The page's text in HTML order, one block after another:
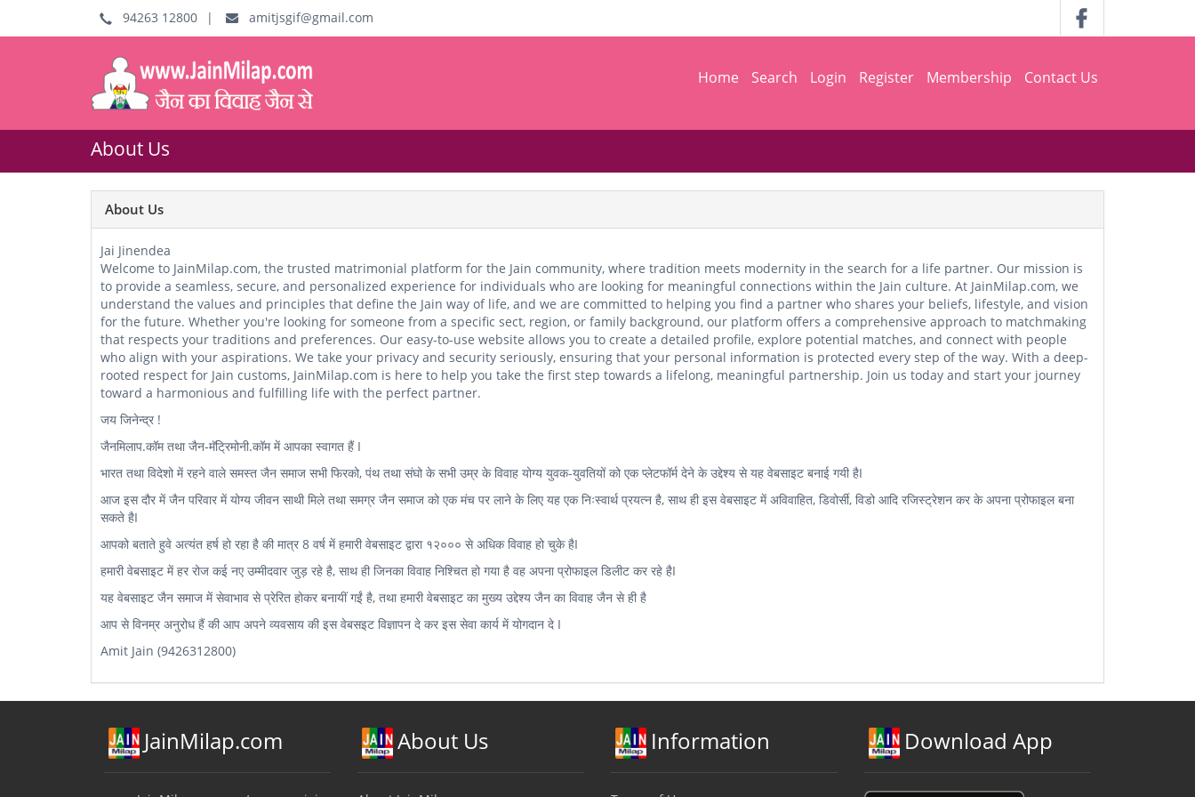
94263 12800 | amitjsgif@gmail.com
Home Search Login Register Membership Contact Us
About Us
About Us
Jai Jinendea
Welcome to JainMilap.com, the trusted matrimonial platform for the Jain community, where tradition meets modernity in the search for a life partner. Our mission is
to provide a seamless, secure, and personalized experience for individuals who are looking for meaningful connections within the Jain culture. At JainMilap.com, we
understand the values and principles that define the Jain way of life, and we are committed to helping you find a partner who shares your beliefs, lifestyle, and vision
for the future. Whether you're looking for someone from a specific sect, region, or family background, our platform offers a comprehensive approach to matchmaking
that respects your traditions and preferences. Our easy-to-use website allows you to create a detailed profile, explore potential matches, and connect with people
who align with your aspirations. We take your privacy and security seriously, ensuring that your personal information is protected every step of the way. With a deep-
rooted respect for Jain customs, JainMilap.com is here to help you take the first step towards a lifelong, meaningful partnership. Join us today and start your journey
toward a harmonious and fulfilling life with the perfect partner.
जय जिनेन्द्र !
जैनमिलाप.कॉम तथा जैन-मॅट्रिमोनी.कॉम में आपका स्वागत हैं I
भारत तथा विदेशो में रहने वाले समस्त जैन समाज सभी फिरको, पंथ तथा संघो के सभी उम्र के विवाह योग्य युवक-युवतियों को एक प्लेटफॉर्म देने के उद्देश्य से यह वेबसाइट बनाई गयी हैI
आज इस दौर में जैन परिवार में योग्य जीवन साथी मिले तथा समग्र जैन समाज को एक मंच पर लाने के लिए यह एक निःस्वार्थ प्रयत्न है, साथ ही इस वेबसाइट में अविवाहित, डिवोर्सी, विडो आदि रजिस्ट्रेशन कर के अपना प्रोफाइल बना
सकते हैI
आपको बताते हुवे अत्यंत हर्ष हो रहा है की मात्र 8 वर्ष में हमारी वेबसाइट द्वारा १२००० से अधिक विवाह हो चुके हैI
हमारी वेबसाइट में हर रोज कई नए उम्मीदवार जुड़ रहे है, साथ ही जिनका विवाह निश्चित हो गया है वह अपना प्रोफाइल डिलीट कर रहे हैI
यह वेबसाइट जैन समाज में सेवाभाव से प्रेरित होकर बनायीं गईं है, तथा हमारी वेबसाइट का मुख्य उद्देश्य जैन का विवाह जैन से ही है
आप से विनम्र अनुरोध हैं की आप अपने व्यवसाय की इस वेबसइट विज्ञापन दे कर इस सेवा कार्य में योगदान दे I
Amit Jain (9426312800)
JainMilap.com About Us Information Download App